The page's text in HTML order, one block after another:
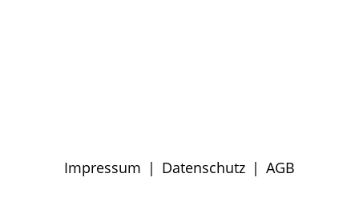
Impressum | Datenschutz | AGB